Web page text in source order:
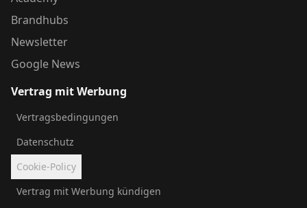
Brandhubs
Newsletter
Google News
Vertrag mit Werbung
Vertragsbedingungen
Datenschutz
Cookie-Policy
Vertrag mit Werbung kündigen